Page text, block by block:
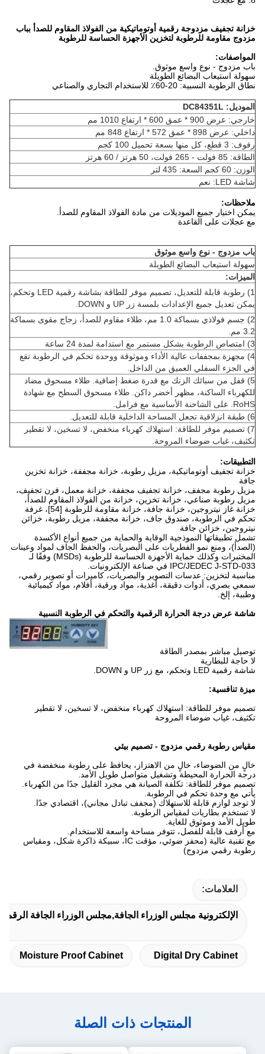
خزانة تجفيف مزدوجة رقمية أوتوماتيكية من الفولاذ المقاوم للصدأ بباب
مزدوج مقاومة للرطوبة لتخزين الأجهزة الحساسة للرطوبة
المواصفات:
باب مزدوج - نوع واسع موثوق.
سهولة استيعاب البضائع الطويلة
نطاق الرطوبة النسبية: 20-60٪ للاستخدام التجاري والصناعي
الموديل: DC84351L
خارجي: عرض 900 * عمق 600 * ارتفاع 1010 مم
داخلي: عرض 898 * عمق 572 * ارتفاع 848 مم
رفوف: 3 قطع، كل منها بسعة تحميل 100 كجم
الطاقة: 85 فولت - 265 فولت، 50 هرتز / 60 هرتز
الوزن: 60 كجم السعة: 435 لتر
شاشة LED: نعم
ملاحظات:
يمكن اختيار جميع الموديلات من مادة الفولاذ المقاوم للصدأ.
مع عجلات على القاعدة
باب مزدوج - نوع واسع موثوق
سهولة استيعاب البضائع الطويلة
الميزات:
1) رطوبة قابلة للتعديل، تصميم موفر للطاقة بشاشة رقمية LED وتحكم،
يمكن تعديل جميع الإعدادات بلمسة زر UP و DOWN.
2) جسم فولاذي بسماكة 1.0 مم، طلاء مقاوم للصدأ، زجاج مقوى بسماكة
3.2 مم.
4) مجهزة بمجففات عالية الأداء وموثوقة ووحدة تحكم في الرطوبة تقع
في الجزء السفلي العميق من الداخل.
5) قفل من سبائك الزنك مع قدرة ضغط إضافية. طلاء مسحوق مضاد
للكهرباء الساكنة، مظهر أخضر داكن. طلاء مسحوق السطح مع شهادة
RoHS. على الشاحنة الأساسية مع فرامل.
7) تصميم موفر للطاقة: استهلاك كهرباء منخفض، لا تسخين، لا تقطير
تكثيف، غياب ضوضاء المروحة.
التطبيقات:
خزانة تجفيف أوتوماتيكية، مزيل رطوبة، خزانة مجففة، خزانة تخزين
جافة
مزيل رطوبة مجفف، خزانة تجفيف مجففة، خزانة معمل، فرن تجفيف،
مزيل رطوبة صناعي، خزانة تخزين، خزانة من الفولاذ المقاوم للصدأ،
خزانة غاز نيتروجين، خزانة جافة، خزانة مقاومة للرطوبة [54]، غرفة
تحكم في الرطوبة، صندوق جاف، خزانة مجففة، مزيل رطوبة، خزائن
نيتروجين، خزائن جافة
تشمل تطبيقاتها النموذجية الوقاية والحماية من جميع أنواع الأكسدة
(الصدأ)، ومنع نمو الفطريات على البصريات، والحفظ الجاف لمواد وعينات
المختبرات وكذلك حماية الأجهزة الحساسة للرطوبة (MSDs) وفقًا لـ
IPC/JEDEC J-STD-033 في صناعة الإلكترونيات.
مناسبة لتخزين: عدسات التصوير والبصريات، كاميرات أو تصوير رقمي،
سمعي بصري، أدوات دقيقة، أغذية، مواد ورقية، أفلام، مواد كيميائية
وطبية، إلخ.
شاشة عرض درجة الحرارة الرقمية والتحكم في الرطوبة النسبية
توصيل مباشر بمصدر الطاقة
لا حاجة للبطارية
شاشة رقمية LED وتحكم، مع زر UP و DOWN.
ميزة تنافسية:
تصميم موفر للطاقة: استهلاك كهرباء منخفض، لا تسخين، لا تقطير
تكثيف، غياب ضوضاء المروحة
مقياس رطوبة رقمي مزدوج - تصميم بيئي
خالٍ من الضوضاء، خالٍ من الاهتزاز، يحافظ على رطوبة منخفضة في
درجة الحرارة المحيطة وتشغيل متواصل طويل الأمد.
تصميم موفر للطاقة: تكلفة الصيانة هي مجرد القليل جدًا من الكهرباء.
يأتي مع وحدة تحكم في الرطوبة.
لا توجد لوازم قابلة للاستهلاك (مجفف تبادل مجاني)، اقتصادي جدًا.
لا تستخدم بطاريات لمقياس الرطوبة.
طويل الأمد وموثوق للغاية.
مع أرفف قابلة للفصل، تتوفر مساحة واسعة للاستخدام.
مع تقنية عالية (محفز ضوئي، مؤقت IC، سبيكة ذاكرة شكل، ومقياس
رطوبة رقمي مزدوج)
العلامات:
الإلكترونية مجلس الوزراء الجافة,مجلس الوزراء الجافة
Digital Dry Cabinet
Moisture Proof Cabinet
المنتجات ذات الصلة